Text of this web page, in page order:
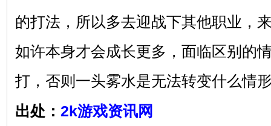
的打法，所以多去迎战下其他职业，
如许本身才会成长更多，面临区别的
打，否则一头雾水是无法转变什么情
出处： 2k游戏资讯网